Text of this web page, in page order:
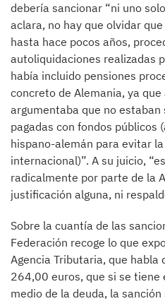
debería sancionar “ni uno
aclara, no hay que olvidar
hasta hace pocos años,
autoliquidaciones realizadas
había incluido pensiones
concreto de Alemania, ya
argumentaba que no
pagadas con fondos públicos
hispano-alemán para evitar
internacional)”. A su juicio,
radicalmente por parte de la
justificación alguna, ni
Sobre la cuantía de las
Federación recoge lo que
Agencia Tributaria, que habla
264,00 euros, que si se tiene
medio de la deuda, la